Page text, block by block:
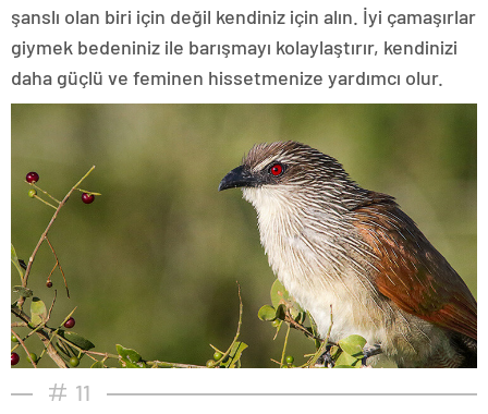
şanslı olan biri için değil kendiniz için alın. İyi çamaşırlar
giymek bedeniniz ile barışmayı kolaylaştırır, kendinizi
daha güçlü ve feminen hissetmenize yardımcı olur.
11